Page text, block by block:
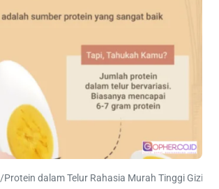
/Protein dalam Telur Rahasia Murah Tinggi Gizi!